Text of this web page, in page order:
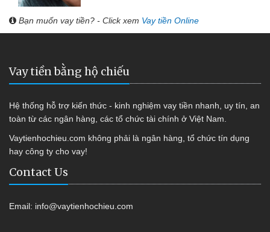
Bạn muốn vay tiền? - Click xem Vay tiền Online
Vay tiền bằng hộ chiếu
Hệ thống hỗ trợ kiến thức - kinh nghiệm vay tiền nhanh, uy tín, an
toàn từ các ngân hàng, các tổ chức tài chính ở Việt Nam.
Vaytienhochieu.com không phải là ngân hàng, tổ chức tín dụng
hay công ty cho vay!
Contact Us
Email: info@vaytienhochieu.com